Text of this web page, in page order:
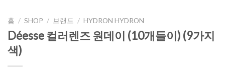
홈 / SHOP / 브랜드 / HYDRON HYDRON
Déesse 컬러렌즈 원데이 (10개들이) (9가지
색)